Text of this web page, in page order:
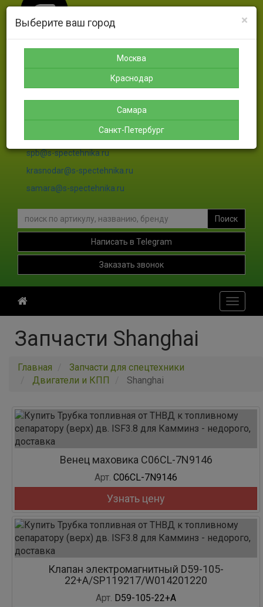
Петербург
Краснодар
8-988-
sales@s-spectehnika.ru
spb@s-spectehnika.ru
krasnodar@s-spectehnika.ru
samara@s-spectehnika.ru
Поиск
Написать в Telegram
Заказать звонок
Toggle
Запчасти Shanghai
Главная
Запчасти для спецтехники
Двигатели и КПП
Shanghai
Венец маховика C06CL-7N9146
Арт. C06CL-7N9146
Узнать цену
Клапан электромагнитный D59-105-
22+A/SP119217/W014201220
Арт. D59-105-22+A
×
Выберите ваш город
Москва
Краснодар
Самара
Санкт-Петербург